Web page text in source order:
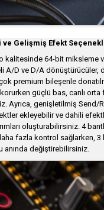
ve Gelişmiş Efekt
kalitesinde 64-bit miksleme
A/D ve D/A dönüştürücüler,
premium bileşenle
korurken güçlü bas, canlı
Ayrıca, genişletilmiş Send/
ekleyebilir ve dahili
oluşturabilirsiniz. 4
fazla kontrol sağlarken, 3
anında değiştirebilirsiniz.